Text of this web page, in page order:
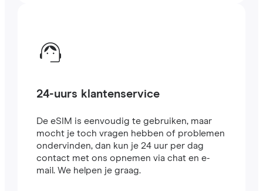
24-uurs klantenservice
De eSIM is eenvoudig te gebruiken, maar
mocht je toch vragen hebben of problemen
ondervinden, dan kun je 24 uur per dag
contact met ons opnemen via chat en e-
mail. We helpen je graag.